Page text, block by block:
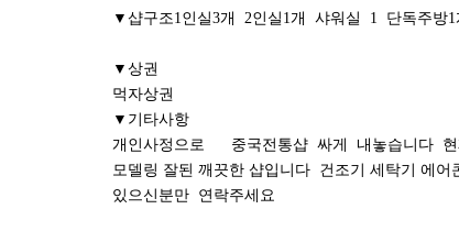
▼샵구조1인실3개 2인실1개 샤워실 1 단독주방1
▼상권
먹자상권
▼기타사항
개인사정으로 중국전통샵 싸게 내놓습니다 현
모델링 잘된 깨끗한 샵입니다 건조기 세탁기 에
있으신분만 연락주세요